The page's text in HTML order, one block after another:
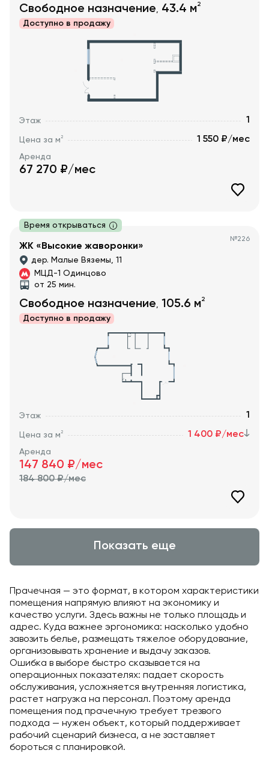
Свободное назначение, 43.4 м2
Доступно в продажу
Этаж 1
Цена за м2 1 550 ₽/мес
Аренда
67 270 ₽/мес
Время открываться
№226
ЖК «Высокие жаворонки»
дер. Малые Вяземы, 11
МЦД-1 Одинцово
от 25 мин.
Свободное назначение, 105.6 м2
Доступно в продажу
Этаж 1
Цена за м2 1 400 ₽/мес
Аренда
147 840 ₽/мес
184 800₽/мес
Показать еще
Прачечная — это формат, в котором характеристики
помещения напрямую влияют на экономику и
качество услуги. Здесь важны не только площадь и
адрес. Куда важнее эргономика: насколько удобно
завозить белье, размещать тяжелое оборудование,
организовывать хранение и выдачу заказов.
Ошибка в выборе быстро сказывается на
операционных показателях: падает скорость
обслуживания, усложняется внутренняя логистика,
растет нагрузка на персонал. Поэтому аренда
помещения под прачечную требует трезвого
подхода — нужен объект, который поддерживает
рабочий сценарий бизнеса, а не заставляет
бороться с планировкой.